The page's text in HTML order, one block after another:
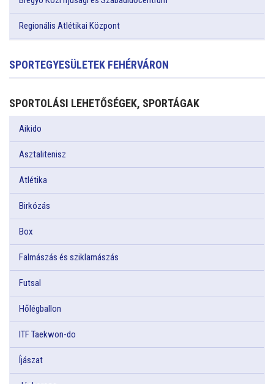
Regionális Atlétikai Központ
SPORTEGYESÜLETEK FEHÉRVÁRON
SPORTOLÁSI LEHETŐSÉGEK, SPORTÁGAK
Aikido
Asztalitenisz
Atlétika
Birkózás
Box
Falmászás és sziklamászás
Futsal
Hőlégballon
ITF Taekwon-do
Íjászat